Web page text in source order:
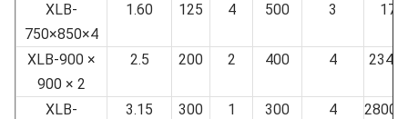
XLB-
750×850×4
1.60 125 4 500 3
XLB-900 ×
900 × 2
2.5 200 2 400 4
XLB-
3.15 300 1 300 4